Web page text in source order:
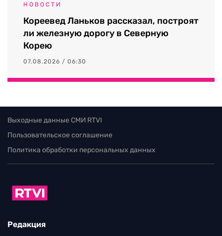
НОВОСТИ
Кореевед Ланьков рассказал, построят
ли железную дорогу в Северную
Корею
07.08.2026 / 06:30
Выходные данные СМИ RTVI
Пользовательское соглашение
Политика обработки персональных данных
Редакция